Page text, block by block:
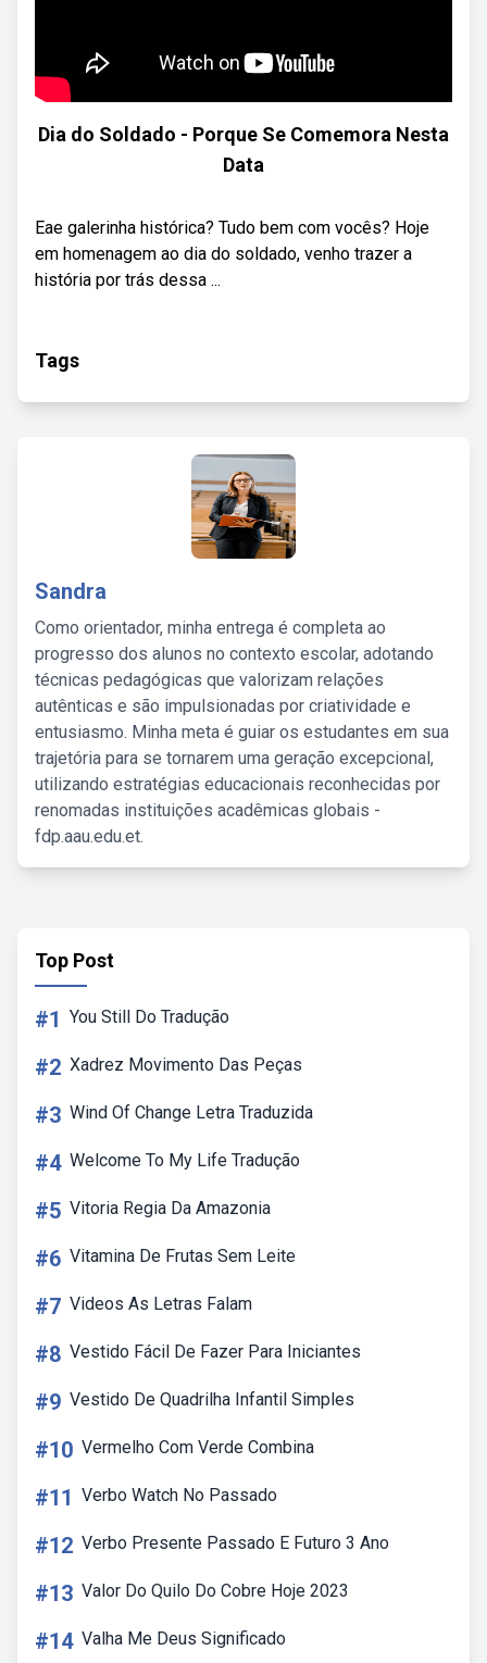
Dia do Soldado - Porque Se Comemora Nesta
Data
Eae galerinha histórica? Tudo bem com vocês? Hoje
em homenagem ao dia do soldado, venho trazer a
história por trás dessa ...
Tags
Sandra
Como orientador, minha entrega é completa ao
progresso dos alunos no contexto escolar, adotando
técnicas pedagógicas que valorizam relações
autênticas e são impulsionadas por criatividade e
entusiasmo. Minha meta é guiar os estudantes em sua
trajetória para se tornarem uma geração excepcional,
utilizando estratégias educacionais reconhecidas por
renomadas instituições acadêmicas globais -
fdp.aau.edu.et.
Top Post
#1 You Still Do Tradução
#2 Xadrez Movimento Das Peças
#3 Wind Of Change Letra Traduzida
#4 Welcome To My Life Tradução
#5 Vitoria Regia Da Amazonia
#6 Vitamina De Frutas Sem Leite
#7 Videos As Letras Falam
#8 Vestido Fácil De Fazer Para Iniciantes
#9 Vestido De Quadrilha Infantil Simples
#10 Vermelho Com Verde Combina
#11 Verbo Watch No Passado
#12 Verbo Presente Passado E Futuro 3 Ano
#13 Valor Do Quilo Do Cobre Hoje 2023
#14 Valha Me Deus Significado